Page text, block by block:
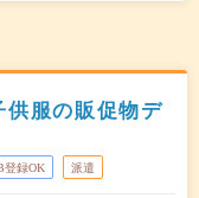
服の販促物デ
登録OK 派遣